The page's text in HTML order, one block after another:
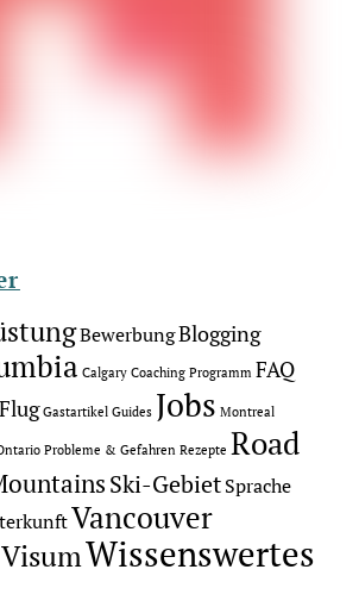
BewerbungBlogging
Calgary Coaching Programm FAQ
Flug Gastartikel Guides Jobs Montreal
Probleme & Gefahren Rezepte Road
Ski-GebietSprache
Vancouver
VisumWissenswertes